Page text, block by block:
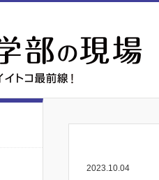
2023.10.04